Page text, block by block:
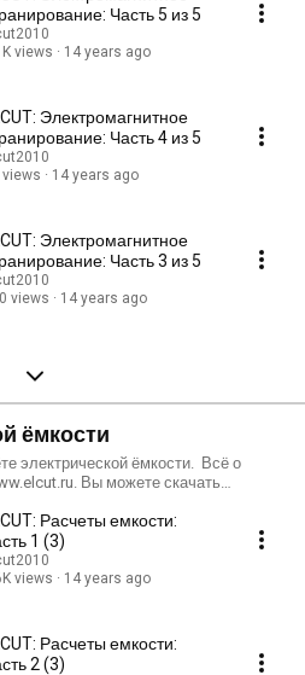
и статьи.Часть 5 из 5
views
14 years ago
Электромагнитное
Часть 4 из 5
views
14 years ago
Электромагнитное
Часть 3 из 5
views
14 years ago
ёмкости
электрической ёмкости. Всё о
Вы можете скачать
методички и статьи.
Расчеты емкости:
1 (3)
views
14 years ago
Расчеты емкости:
2 (3)